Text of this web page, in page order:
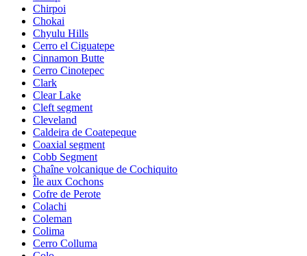
Chirpoi
Chokai
Chyulu Hills
Cerro el Ciguatepe
Cinnamon Butte
Cerro Cinotepec
Clark
Clear Lake
Cleft segment
Cleveland
Caldeira de Coatepeque
Coaxial segment
Cobb Segment
Chaîne volcanique de Cochiquito
Île aux Cochons
Cofre de Perote
Colachi
Coleman
Colima
Cerro Colluma